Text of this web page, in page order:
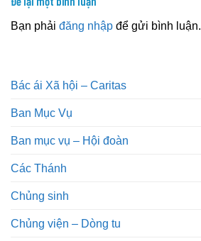
Bạn phải đăng nhập để gửi bình luận.
Bác ái Xã hội – Caritas
Ban Mục Vụ
Ban mục vụ – Hội đoàn
Các Thánh
Chủng sinh
Chủng viện – Dòng tu